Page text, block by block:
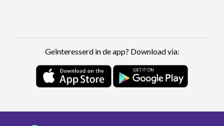
Geïnteresserd in de app? Download via: